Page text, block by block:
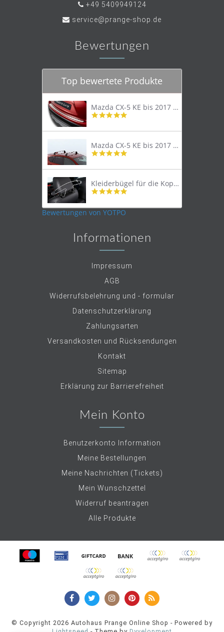
+49 5409949124
service@prange-shop.de
Bewertungen
Top bewertete Produkte
Mazda CX-5 KE bis 2017 Trittschutzleiste Edelstahl original
4.8
rating
Mazda CX-5 KE bis 2017 Lastenträger Dachträger
4.9
rating
Kleiderbügel für die Kopfstütze
4.9
rating
Bewertungen von YOTPO
Informationen
Impressum
AGB
Widerrufsbelehrung und - formular
Datenschutzerklärung
Zahlungsarten
Versandkosten und Rücksendungen
Kontakt
Sitemap
Erklärung zur Barrierefreiheit
Mein Konto
Benutzerkonto Information
Meine Bestellungen
Meine Nachrichten (Tickets)
Mein Wunschzettel
Widerruf beantragen
Alle Produkte
© Copyright 2026 Autohaus Prange Online Shop - Powered by